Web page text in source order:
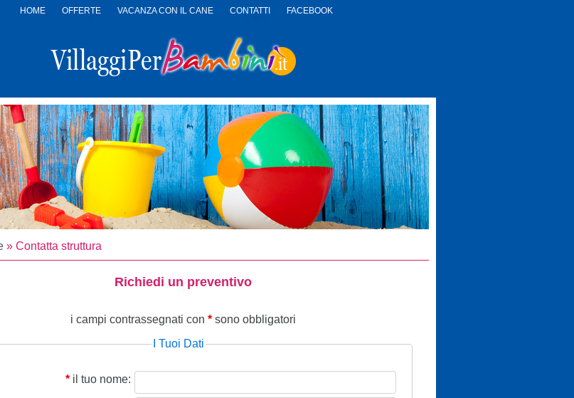
HOME OFFERTE VACANZA CON IL CANE CONTATTI
FACEBOOK
PER
BAMBINI
» Contatta struttura
Richiedi un preventivo
i campi contrassegnati con * sono obbligatori
I Tuoi Dati
* il tuo nome: